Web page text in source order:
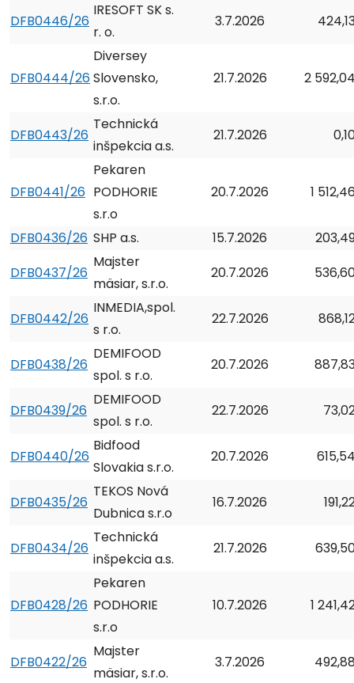
DFB0446/26
IRESOFT SK s.
r. o.
3.7.2026
DFB0444/26
Diversey
Slovensko,
s.r.o.
21.7.2026 2
DFB0443/26
Technická
inšpekcia a.s.
21.7.2026
DFB0441/26
Pekaren
PODHORIE
s.r.o
20.7.2026 1
DFB0436/26 SHP a.s. 15.7.2026
DFB0437/26
Majster
mäsiar, s.r.o.
20.7.2026
DFB0442/26
INMEDIA,spol.
s r.o.
22.7.2026
DFB0438/26
DEMIFOOD
spol. s r.o.
20.7.2026
DFB0439/26
DEMIFOOD
spol. s r.o.
22.7.2026
DFB0440/26
Bidfood
Slovakia s.r.o.
20.7.2026
DFB0435/26
TEKOS Nová
Dubnica s.r.o
16.7.2026
DFB0434/26
Technická
inšpekcia a.s.
21.7.2026
DFB0428/26
Pekaren
PODHORIE
s.r.o
10.7.2026 1
DFB0422/26
Majster
mäsiar, s.r.o.
3.7.2026